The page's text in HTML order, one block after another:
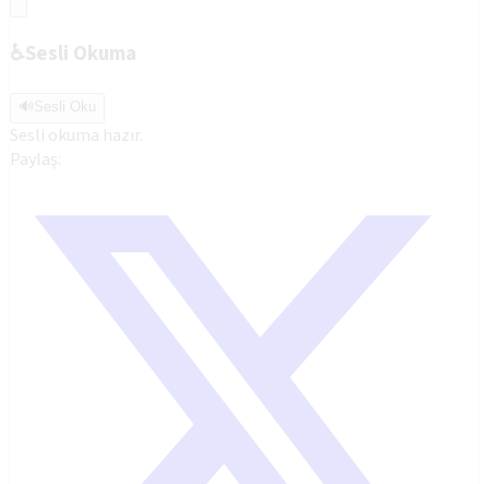
♿Sesli Okuma
🔊 Sesli Oku
Sesli okuma hazır.
Paylaş: